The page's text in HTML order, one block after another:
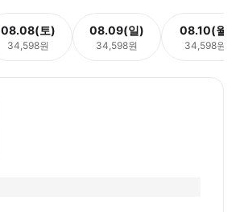
08.08(토)
34,598원
08.09(일)
34,598원
08.10(월)
34,598원